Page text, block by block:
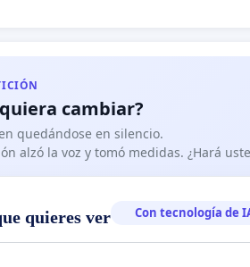
cambiar?
quedándose en silencio.
alzó la voz y tomó medidas. ¿Hará
quieres ver Con tecnología de